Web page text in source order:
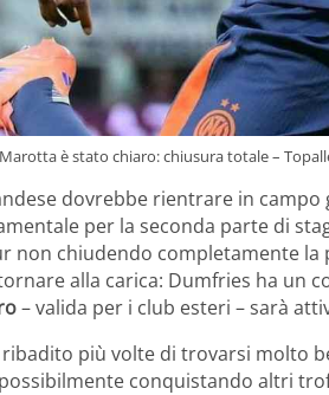
è stato chiaro: chiusura totale –
dovrebbe rientrare in
per la seconda parte di
non chiudendo completamente la
alla carica: Dumfries ha un
– valida per i club esteri – sarà
più volte di trovarsi molto
conquistando altri